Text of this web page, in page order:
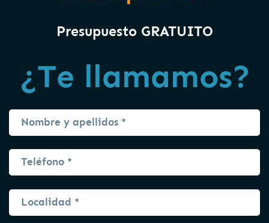
Presupuesto GRATUITO
¿Te llamamos?